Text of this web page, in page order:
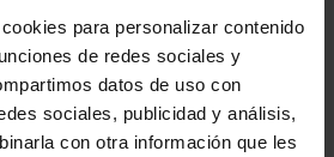
para personalizar contenido
de redes sociales y
datos de uso con
sociales, publicidad y análisis,
con otra información que les
y flotantes, sólo pesan unos gramos.
con nuestros Jibbitz™.